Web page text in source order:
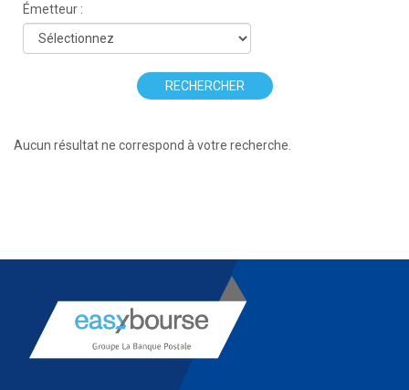
Émetteur :
RECHERCHER
Aucun résultat ne correspond à votre recherche.